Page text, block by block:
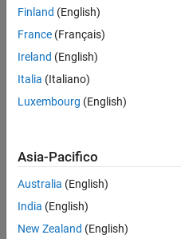
Finland (English)
France (Français)
Ireland (English)
Italia (Italiano)
Luxembourg (English)
Asia-Pacifico
Australia (English)
India (English)
New Zealand (English)